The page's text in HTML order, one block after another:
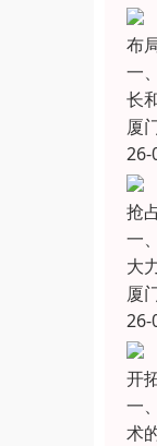
布
一
长
厦
26-
抢
一
大
厦
26-
开
一
术